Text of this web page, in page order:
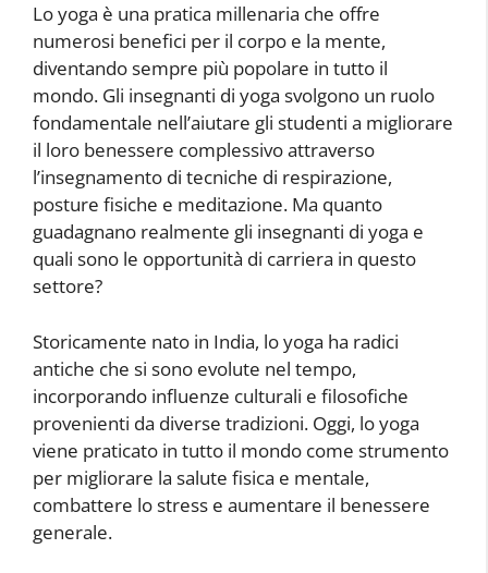
Lo yoga è una pratica millenaria che offre
numerosi benefici per il corpo e la mente,
diventando sempre più popolare in tutto il
mondo. Gli insegnanti di yoga svolgono un ruolo
fondamentale nell’aiutare gli studenti a migliorare
il loro benessere complessivo attraverso
l’insegnamento di tecniche di respirazione,
posture fisiche e meditazione. Ma quanto
guadagnano realmente gli insegnanti di yoga e
quali sono le opportunità di carriera in questo
settore?
Storicamente nato in India, lo yoga ha radici
antiche che si sono evolute nel tempo,
incorporando influenze culturali e filosofiche
provenienti da diverse tradizioni. Oggi, lo yoga
viene praticato in tutto il mondo come strumento
per migliorare la salute fisica e mentale,
combattere lo stress e aumentare il benessere
generale.